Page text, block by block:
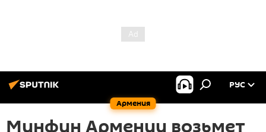
Армения
РУС